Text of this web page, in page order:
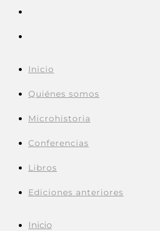
Inicio
Quiénes somos
Microhistoria
Conferencias
Libros
Ediciones anteriores
Inicio